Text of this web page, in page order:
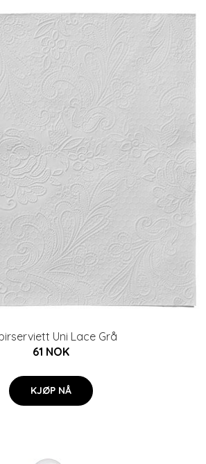
Uni Lace Grå
61 NOK
KJØP NÅ